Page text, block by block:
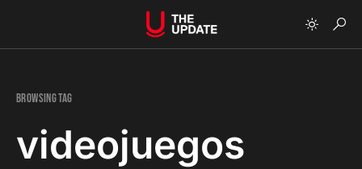
Browsing Tag
videojuegos